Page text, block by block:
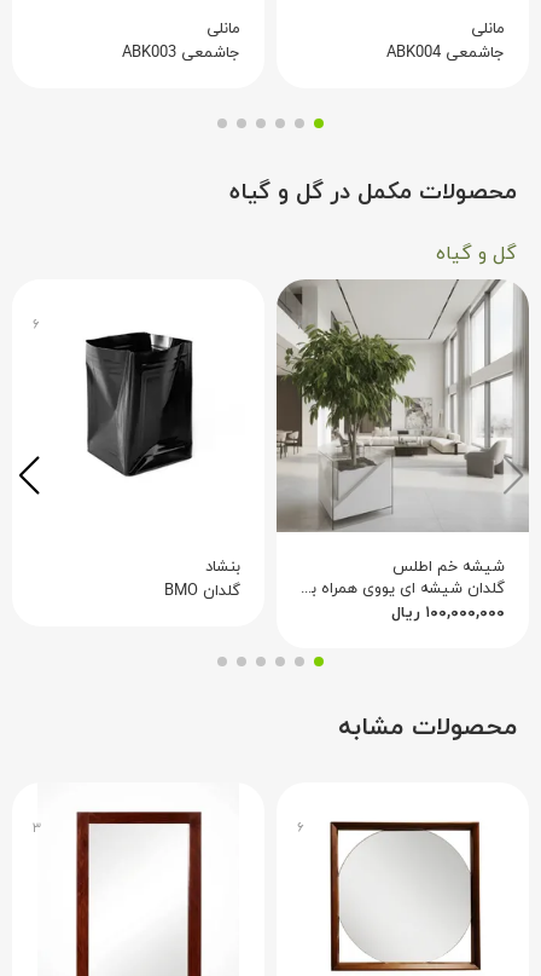
مانلی
جاشمعی ABK004
مانلی
جاشمعی ABK003
محصولات مکمل در گل و گیاه
گل و گیاه
۳
شیشه خم اطلس
گلدان شیشه ای یووی همراه با زیر گلدانی
۱۰۰,۰۰۰,۰۰۰ ریال
۶
بنشاد
گلدان BMO
محصولات مشابه
۶ ۳